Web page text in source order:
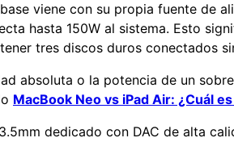
viene con su propia fuente de
hasta 150W al sistema. Esto
tres discos duros conectados
absoluta o la potencia de un
MacBook Neo vs iPad Air: ¿Cuál
dedicado con DAC de alta